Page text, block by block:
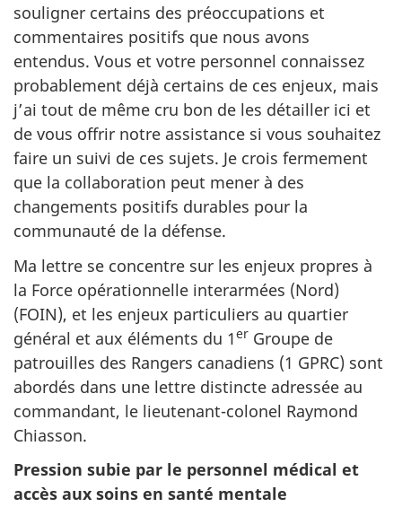
souligner certains des préoccupations et
commentaires positifs que nous avons
entendus. Vous et votre personnel connaissez
probablement déjà certains de ces enjeux, mais
j’ai tout de même cru bon de les détailler ici et
de vous offrir notre assistance si vous souhaitez
faire un suivi de ces sujets. Je crois fermement
que la collaboration peut mener à des
changements positifs durables pour la
communauté de la défense.
Ma lettre se concentre sur les enjeux propres à
la Force opérationnelle interarmées (Nord)
(FOIN), et les enjeux particuliers au quartier
général et aux éléments du 1er Groupe de
patrouilles des Rangers canadiens (1 GPRC) sont
abordés dans une lettre distincte adressée au
commandant, le lieutenant-colonel Raymond
Chiasson.
Pression subie par le personnel médical et
accès aux soins en santé mentale